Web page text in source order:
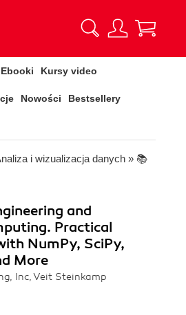
Ebooki Kursy video
Nowości Bestsellery
i wizualizacja danych » 📚
and
Practical
NumPy, SciPy,
More
Inc, Veit Steinkamp